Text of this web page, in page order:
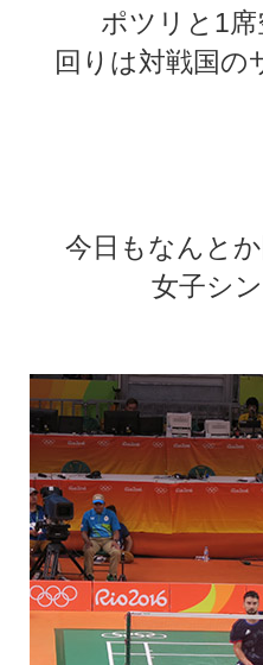
ポツリと1
回りは対戦国の
今日もなんと
女子シ